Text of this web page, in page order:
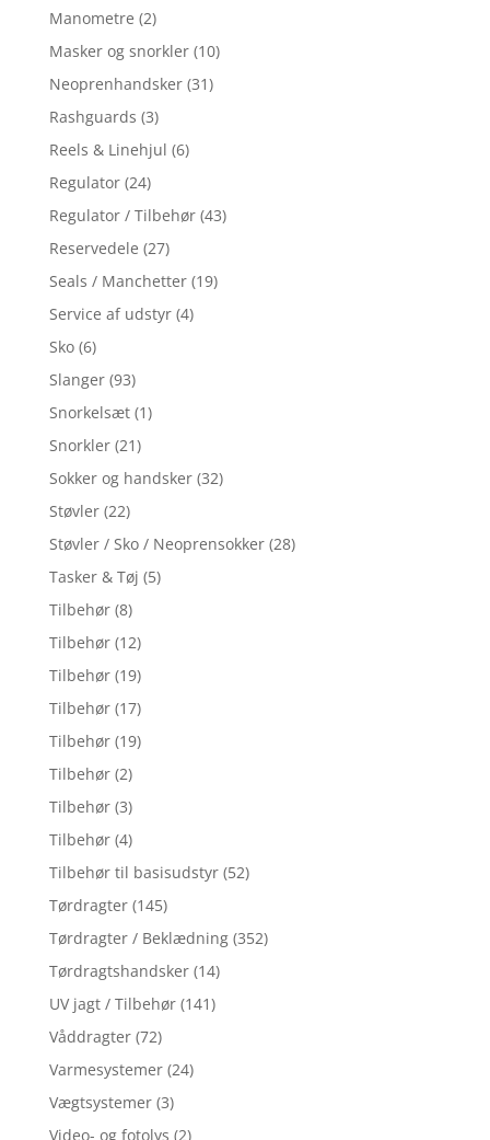
Manometre (2)
Masker og snorkler (10)
Neoprenhandsker (31)
Rashguards (3)
Reels & Linehjul (6)
Regulator (24)
Regulator / Tilbehør (43)
Reservedele (27)
Seals / Manchetter (19)
Service af udstyr (4)
Sko (6)
Slanger (93)
Snorkelsæt (1)
Snorkler (21)
Sokker og handsker (32)
Støvler (22)
Støvler / Sko / Neoprensokker (28)
Tasker & Tøj (5)
Tilbehør (8)
Tilbehør (12)
Tilbehør (19)
Tilbehør (17)
Tilbehør (19)
Tilbehør (2)
Tilbehør (3)
Tilbehør (4)
Tilbehør til basisudstyr (52)
Tørdragter (145)
Tørdragter / Beklædning (352)
Tørdragtshandsker (14)
UV jagt / Tilbehør (141)
Våddragter (72)
Varmesystemer (24)
Vægtsystemer (3)
Video- og fotolys (2)